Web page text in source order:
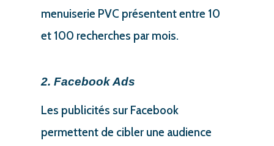
menuiserie PVC présentent entre 10
et 100 recherches par mois.
2. Facebook Ads
Les publicités sur Facebook
permettent de cibler une audience